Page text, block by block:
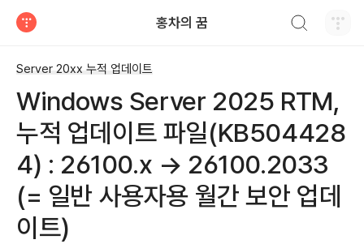
홍차의 꿈
Server 20xx 누적 업데이트
Windows Server 2025 RTM,
누적 업데이트 파일(KB504428
4) : 26100.x → 26100.2033
(= 일반 사용자용 월간 보안 업데
이트)